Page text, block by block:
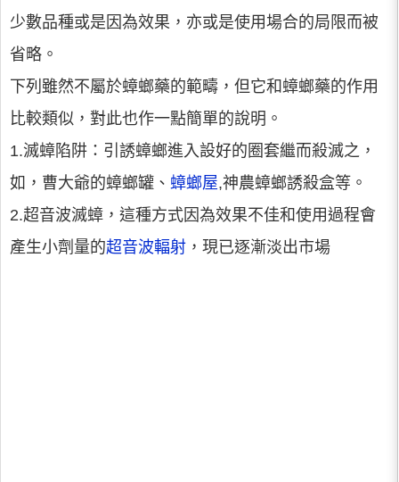
少數品種或是因為效果，亦或是使用場合的局限而被
省略。
下列雖然不屬於蟑螂藥的範疇，但它和蟑螂藥的作用
比較類似，對此也作一點簡單的說明。
1.滅蟑陷阱：引誘蟑螂進入設好的圈套繼而殺滅之，
如，曹大爺的蟑螂罐、 蟑螂屋,神農蟑螂誘殺盒等。
2.超音波滅蟑，這種方式因為效果不佳和使用過程會
產生小劑量的超音波輻射 ，現已逐漸淡出市場